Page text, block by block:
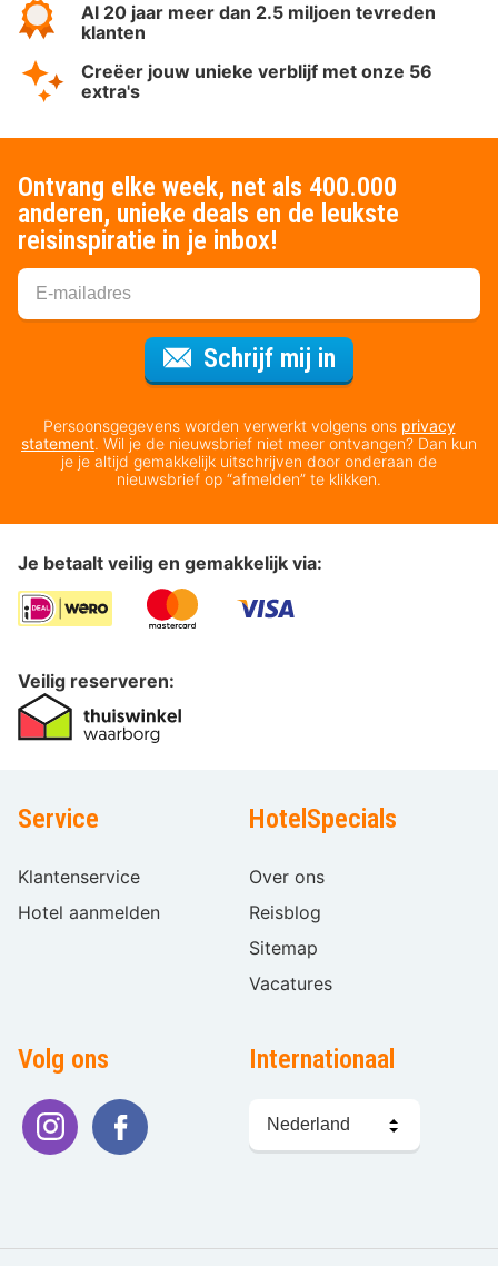
Al 20 jaar meer dan 2.5 miljoen tevreden
klanten
Creëer jouw unieke verblijf met onze 56
extra's
Ontvang elke week, net als 400.000
anderen, unieke deals en de leukste
reisinspiratie in je inbox!
Schrijf mij in
Persoonsgegevens worden verwerkt volgens ons privacy
statement. Wil je de nieuwsbrief niet meer ontvangen? Dan kun
je je altijd gemakkelijk uitschrijven door onderaan de
nieuwsbrief op “afmelden” te klikken.
Je betaalt veilig en gemakkelijk via:
Veilig reserveren:
Service
Klantenservice
Hotel aanmelden
HotelSpecials
Over ons
Reisblog
Sitemap
Vacatures
Volg ons Internationaal
kiezen